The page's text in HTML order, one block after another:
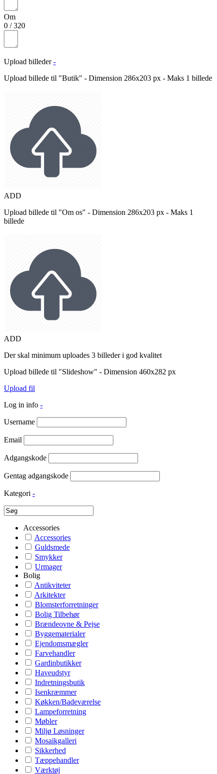
Om
0 /320
Upload billeder -
Upload billede til "Butik" - Dimension 286x203 px - Maks 1 billede
ADD
Upload billede til "Om os" - Dimension 286x203 px - Maks 1
billede
ADD
Der skal minimum uploades 3 billeder i god kvalitet
Upload billede til "Slideshow" - Dimension 460x282 px
Upload fil
Log in info -
Username
Email
Adgangskode
Gentag adgangskode
Kategori -
Accessories
Accessories
Guldsmede
Smykker
Urmager
Bolig
Antikviteter
Arkitekter
Blomsterforretninger
Bolig Tilbehør
Brændeovne & Pejse
Byggematerialer
Ejendomsmægler
Farvehandler
Gardinbutikker
Haveudstyr
Indretningsbutik
Isenkræmmer
Køkken/Badeværelse
Lampeforretning
Møbler
Miljø Løsninger
Mosaikgalleri
Sikkerhed
Tæppehandler
Værktøj